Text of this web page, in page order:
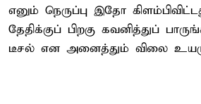
எனும் நெருப்பு இதோ
தேதிக்குப் பிறகு கவனித்துப்
டீசல் என அனைத்தும் விலை